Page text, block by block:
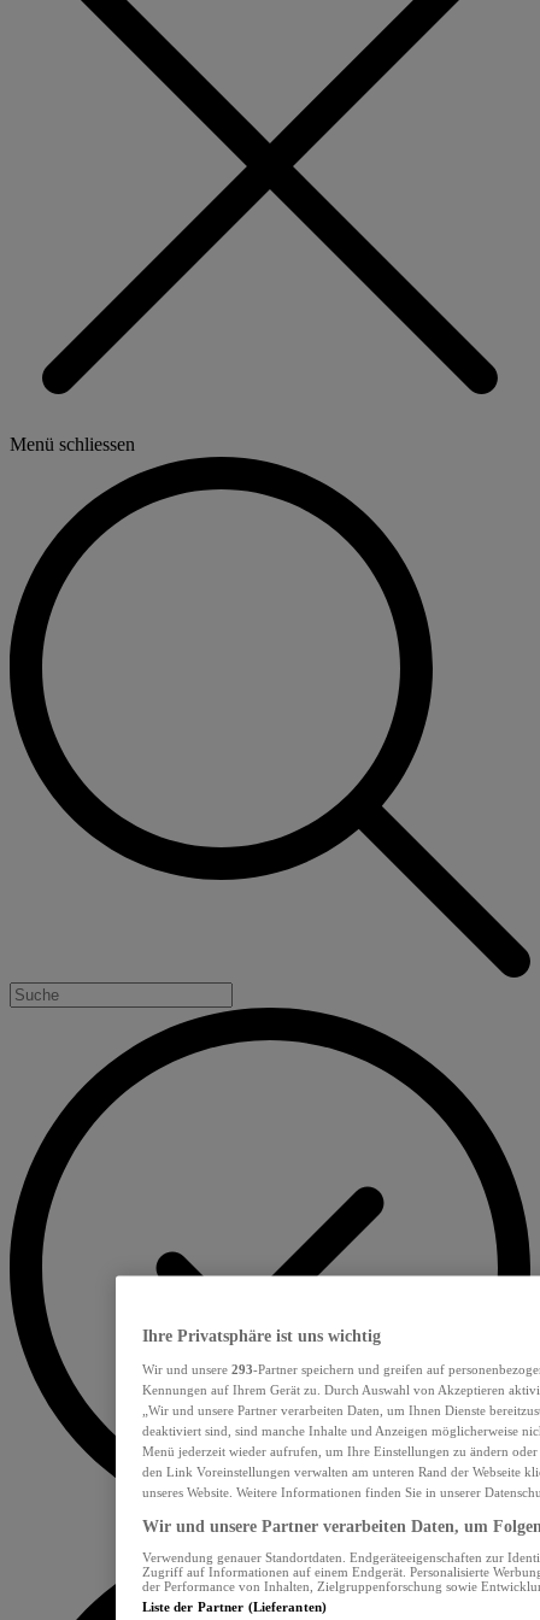
Menü schliessen
Ihre Privatsphäre ist uns wichtig
Wir und unsere 293-Partner speichern und greifen auf
Kennungen auf Ihrem Gerät zu. Durch Auswahl von Akzeptieren
„Wir und unsere Partner verarbeiten Daten, um Ihnen Dienste
deaktiviert sind, sind manche Inhalte und Anzeigen möglicherweise
Menü jederzeit wieder aufrufen, um Ihre Einstellungen zu ändern
den Link Voreinstellungen verwalten am unteren Rand der Webseite
unseres Website. Weitere Informationen finden Sie in unserer
Wir und unsere Partner verarbeiten Daten, um
Verwendung genauer Standortdaten. Endgeräteeigenschaften zur
Zugriff auf Informationen auf einem Endgerät. Personalisierte
der Performance von Inhalten, Zielgruppenforschung sowie
Liste der Partner (Lieferanten)